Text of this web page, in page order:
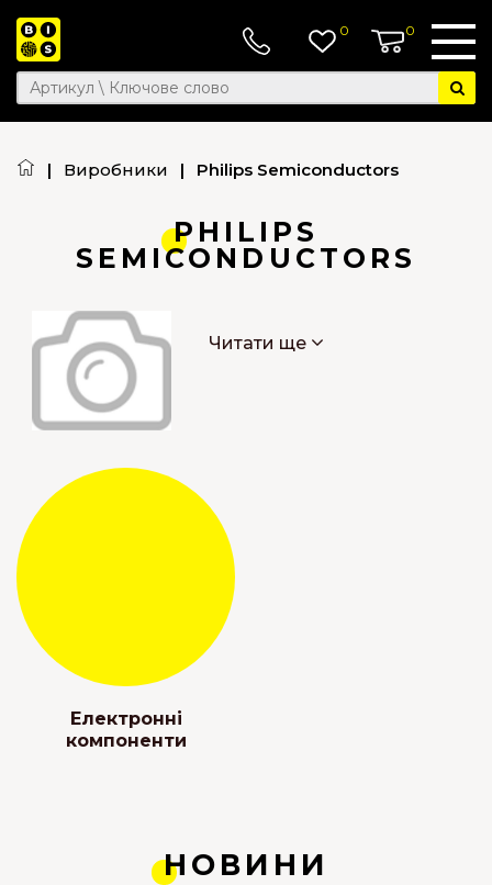
0 0
| Виробники | Philips Semiconductors
PHILIPS
SEMICONDUCTORS
Читати ще
Електронні
компоненти
НОВИНИ